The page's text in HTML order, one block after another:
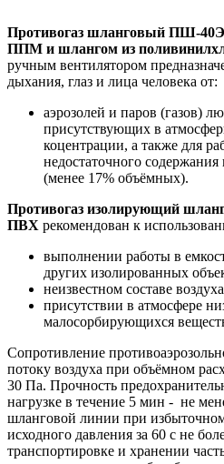
Противогаз шланговый ПШ-
ППМ и шлангом из
ручным вентилятором
дыхания, глаз и лица человека от:
аэрозолей и паров (газов)
присутствующих в
коцентрации, а также для
недостаточного
(менее 17% объёмных).
Противогаз изолирующий
ПВХ рекомендован к
выполнении работы в
других изолированных
неизвестном составе воздуха
присутствии в атмосфере
малосорбирующихся
Сопротивление
потоку воздуха при объёмном
30 Па. Прочность
нагрузке в течение 5 мин - не
шланговой линии при
исходного давления за 60 с не
транспортировке и хранении